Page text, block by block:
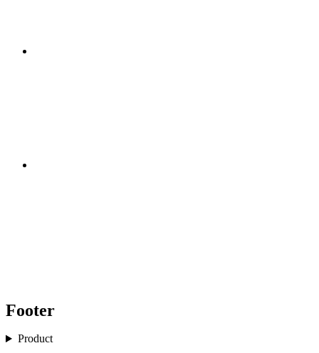
Footer
Product